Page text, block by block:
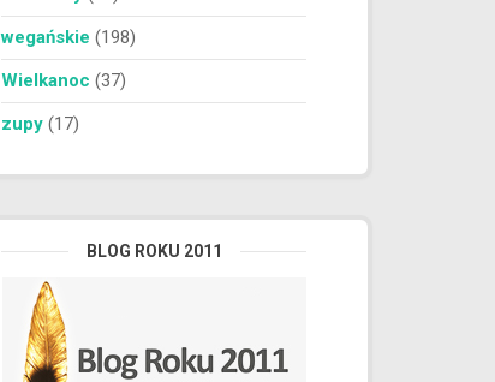
wegańskie (198)
Wielkanoc (37)
zupy (17)
BLOG ROKU 2011